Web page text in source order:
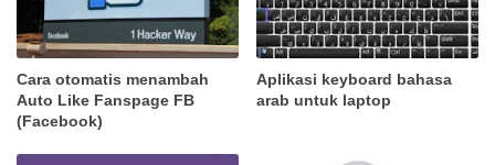
Cara otomatis menambah
Auto Like Fanspage FB
(Facebook)
Aplikasi keyboard bahasa
arab untuk laptop